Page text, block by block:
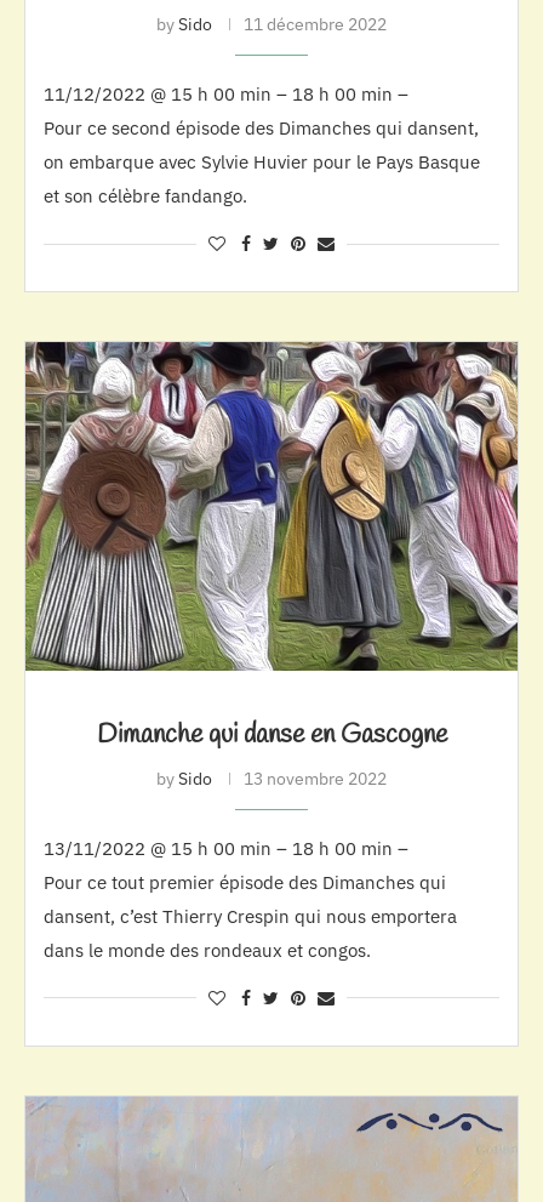
bySido 11 décembre 2022
11/12/2022 @ 15 h 00 min – 18 h 00 min –
Pour ce second épisode des Dimanches qui dansent,
on embarque avec Sylvie Huvier pour le Pays Basque
et son célèbre fandango.
Dimanche qui danse en Gascogne
bySido 13 novembre 2022
13/11/2022 @ 15 h 00 min – 18 h 00 min –
Pour ce tout premier épisode des Dimanches qui
dansent, c’est Thierry Crespin qui nous emportera
dans le monde des rondeaux et congos.